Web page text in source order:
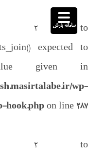
2 to
expected to
given in
wp-
hook.php on line 287
2 to
سامانه بارش